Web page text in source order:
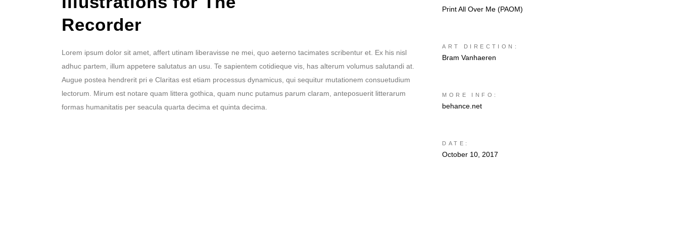
Recorder
Lorem ipsum dolor sit amet, affert utinam liberavisse ne mei, quo aeterno tacimates scribentur et. Ex his nisl
adhuc partem, illum appetere salutatus an usu. Te sapientem cotidieque vis, has alterum volumus salutandi at.
Augue postea hendrerit pri e Claritas est etiam processus dynamicus, qui sequitur mutationem consuetudium
lectorum. Mirum est notare quam littera gothica, quam nunc putamus parum claram, anteposuerit litterarum
formas humanitatis per seacula quarta decima et quinta decima.
Print All Over Me (PAOM)
ART DIRECTION:
Bram Vanhaeren
MORE INFO:
behance.net
DATE:
October 10, 2017